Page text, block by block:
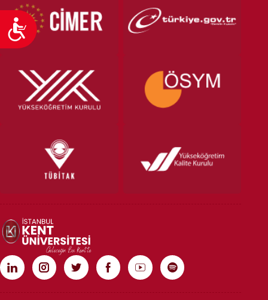
Ulaşılabilirlik